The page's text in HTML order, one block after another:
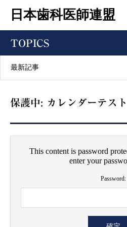
日本歯科医師連盟
TOPICS
最新記事
保護中: カレンダーテスト
This content is password
enter your
Password: